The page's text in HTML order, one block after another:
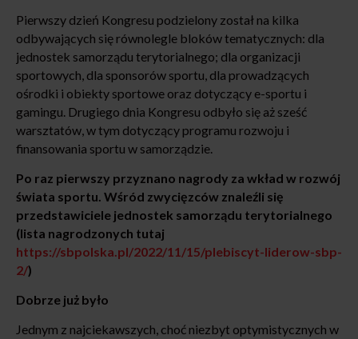
Pierwszy dzień Kongresu podzielony został na kilka
odbywających się równolegle bloków tematycznych: dla
jednostek samorządu terytorialnego; dla organizacji
sportowych, dla sponsorów sportu, dla prowadzących
ośrodki i obiekty sportowe oraz dotyczący e-sportu i
gamingu. Drugiego dnia Kongresu odbyło się aż sześć
warsztatów, w tym dotyczący programu rozwoju i
finansowania sportu w samorządzie.
Po raz pierwszy przyznano nagrody za wkład w rozwój
świata sportu. Wśród zwycięzców znaleźli się
przedstawiciele jednostek samorządu terytorialnego
(lista nagrodzonych tutaj
https://sbpolska.pl/2022/11/15/plebiscyt-liderow-sbp-
2/)
Dobrze już było
Jednym z najciekawszych, choć niezbyt optymistycznych w